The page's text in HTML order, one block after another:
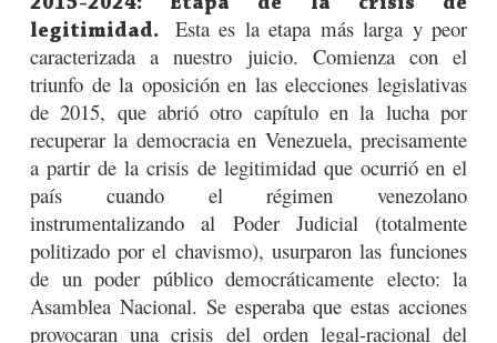
legitimidad. Esta es la etapa más larga y peor
caracterizada a nuestro juicio. Comienza con el
triunfo de la oposición en las elecciones legislativas
de 2015, que abrió otro capítulo en la lucha por
recuperar la democracia en Venezuela, precisamente
a partir de la crisis de legitimidad que ocurrió en el
país cuando el régimen venezolano
instrumentalizando al Poder Judicial (totalmente
politizado por el chavismo), usurparon las funciones
de un poder público democráticamente electo: la
Asamblea Nacional. Se esperaba que estas acciones
provocaran una crisis del orden legal-racional del